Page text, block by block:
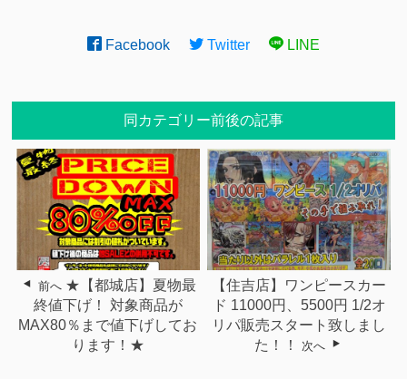
Facebook Twitter LINE
同カテゴリー前後の記事
前へ ★【都城店】夏物最
終値下げ！ 対象商品が
MAX80％まで値下げしてお
ります！★
【住吉店】ワンピースカー
ド 11000円、5500円 1/2オ
リパ販売スタート致しまし
た！！
次へ